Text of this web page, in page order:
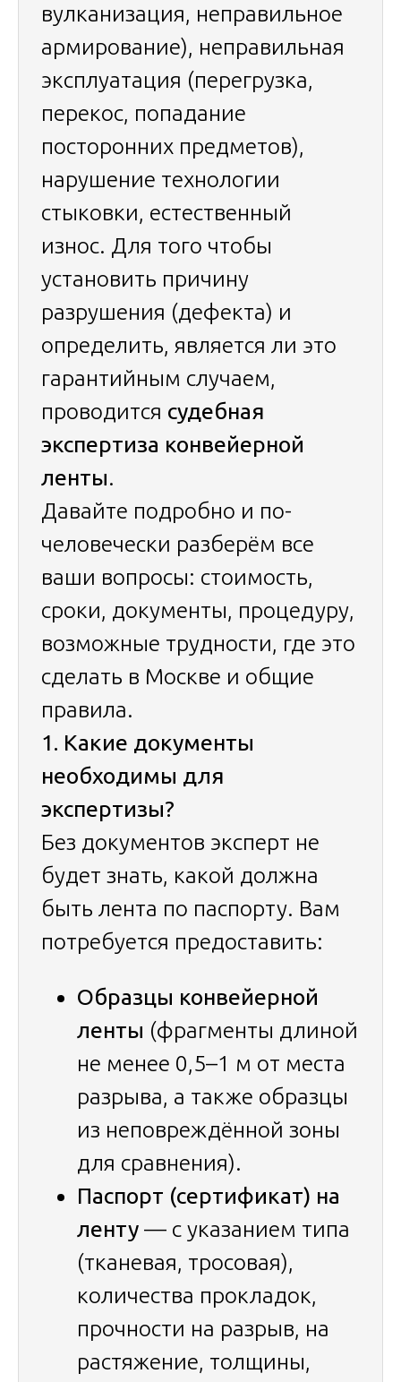
вулканизация, неправильное
армирование), неправильная
эксплуатация (перегрузка,
перекос, попадание
посторонних предметов),
нарушение технологии
стыковки, естественный
износ. Для того чтобы
установить причину
разрушения (дефекта) и
определить, является ли это
гарантийным случаем,
проводится судебная
экспертиза конвейерной
ленты.
Давайте подробно и по-
человечески разберём все
ваши вопросы: стоимость,
сроки, документы, процедуру,
возможные трудности, где это
сделать в Москве и общие
правила.
1. Какие документы
необходимы для
экспертизы?
Без документов эксперт не
будет знать, какой должна
быть лента по паспорту. Вам
потребуется предоставить:
Образцы конвейерной
ленты (фрагменты длиной
не менее 0,5–1 м от места
разрыва, а также образцы
из неповреждённой зоны
для сравнения).
Паспорт (сертификат) на
ленту — с указанием типа
(тканевая, тросовая),
количества прокладок,
прочности на разрыв, на
растяжение, толщины,